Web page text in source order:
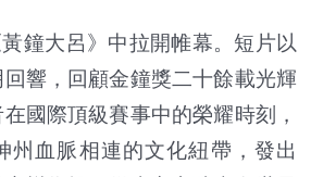
鐘大呂》中拉開帷幕。短片以
響，回顧金鐘獎二十餘載光輝
國際頂級賽事中的榮耀時刻，
州血脈相連的文化紐帶，發出